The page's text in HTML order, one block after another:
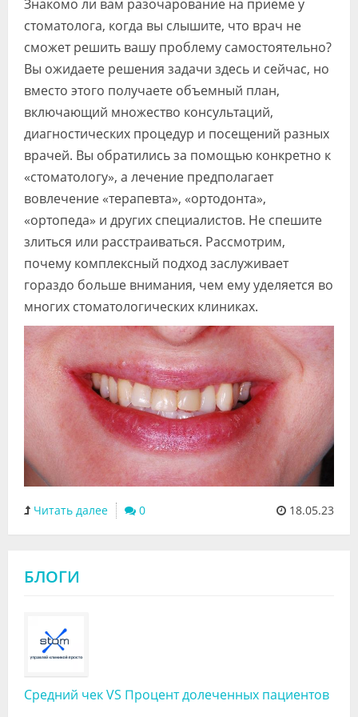
Видео
Форум
Специалисты
Галерея
Блоги
Лаборатории
Знакомо ли вам разочарование на приеме у
стоматолога, когда вы слышите, что врач не
сможет решить вашу проблему самостоятельно?
Вы ожидаете решения задачи здесь и сейчас, но
вместо этого получаете объемный план,
включающий множество консультаций,
диагностических процедур и посещений разных
врачей. Вы обратились за помощью конкретно к
«стоматологу», а лечение предполагает
вовлечение «терапевта», «ортодонта»,
«ортопеда» и других специалистов. Не спешите
злиться или расстраиваться. Рассмотрим,
почему комплексный подход заслуживает
гораздо больше внимания, чем ему уделяется во
многих стоматологических клиниках.
Читать далее 0 18.05.23
БЛОГИ
Средний чек VS Процент долеченных пациентов